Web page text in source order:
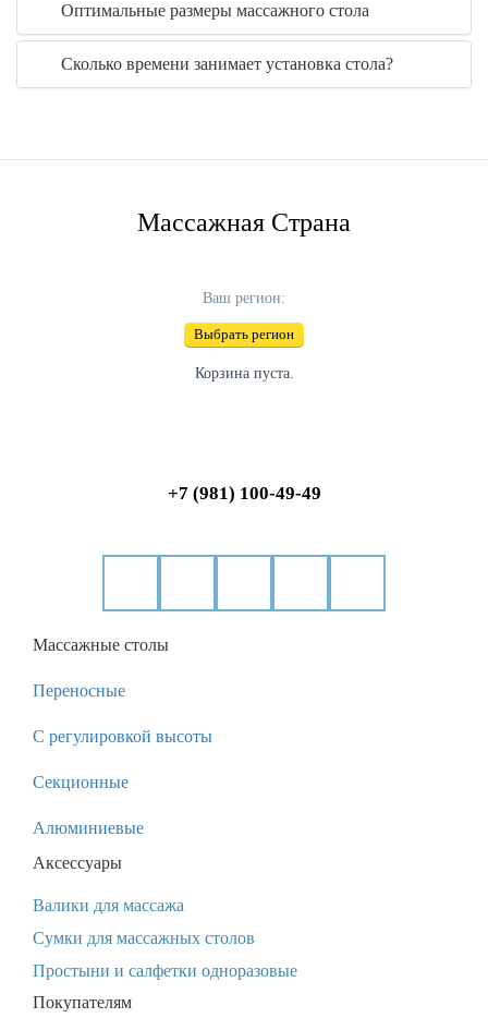
Оптимальные размеры массажного стола
Сколько времени занимает установка стола?
Массажная Страна
Ваш регион:
Выбрать регион
Корзина пуста.
+7 (981) 100-49-49
Массажные столы
Переносные
С регулировкой высоты
Секционные
Алюминиевые
Аксессуары
Валики для массажа
Сумки для массажных столов
Простыни и салфетки одноразовые
Покупателям